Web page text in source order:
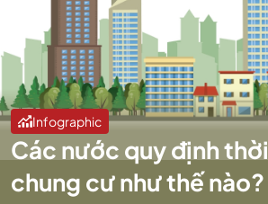
Infographic
Các nước quy định
chung cư như thế nào?